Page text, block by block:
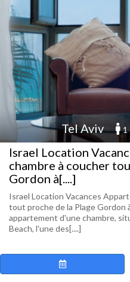
Tel Aviv 1
Israel Location
chambre à coucher
Gordon à[....]
Israel Location Vacances
tout proche de la Plage Gordon
appartement d'une chambre,
Beach, l'une des[....]